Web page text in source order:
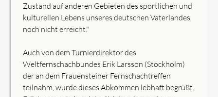
Zustand auf anderen Gebieten des sportlichen und
kulturellen Lebens unseres deutschen Vaterlandes
noch nicht erreicht."
Auch von dem Turnierdirektor des
Weltfernschachbundes Erik Larsson (Stockholm)
der an dem Frauensteiner Fernschachtreffen
teilnahm, wurde dieses Abkommen lebhaft begrüßt.